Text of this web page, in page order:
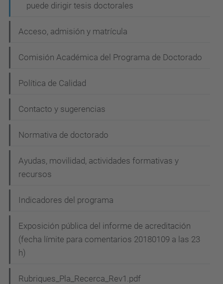
n
puede dirigir tesis doctorales
Acceso, admisión y matrícula
Comisión Académica del Programa de Doctorado
Política de Calidad
Contacto y sugerencias
Normativa de doctorado
Ayudas, movilidad, actividades formativas y
recursos
Indicadores del programa
Exposición pública del informe de acreditación
(fecha límite para comentarios 20180109 a las 23
h)
Rubriques_Pla_Recerca_Rev1.pdf